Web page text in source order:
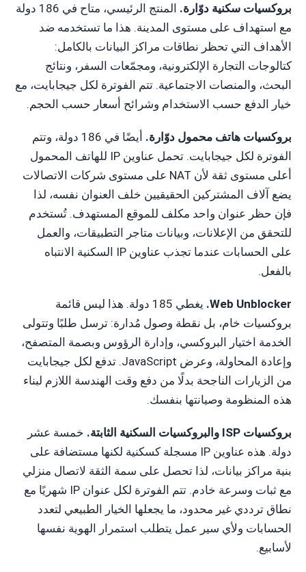
بروكسيات سكنية دوّارة.
المنتج الرئيسي، متاح في 186 دولة
مع استهداف على مستوى المدينة. هذا ما تستخدمه ضد
الأهداف التي تحظر نطاقات مراكز البيانات بالكامل:
كتالوجات التجارة الإلكترونية، ومجمّعات السفر، ونتائج
البحث، والمنصات الاجتماعية. تتم الفوترة لكل جيجابايت، مع
خيار الدفع حسب الاستخدام وشرائح أسعار حسب الحجم.
بروكسيات هاتف محمول دوّارة.
أيضًا في 186 دولة، وتتم
الفوترة لكل جيجابايت. تحمل عناوين IP للهاتف المحمول
أعلى مستوى ثقة لأن NAT على مستوى شركات الاتصالات
يضع آلاف المشتركين الحقيقيين خلف العنوان نفسه، لذا
فإن حظر عنوان واحد مكلف للموقع المستهدف. تُستخدم
للتحقق من الإعلانات، وبيانات متاجر التطبيقات، والعمل
على الحسابات عندما تجذب عناوين IP السكنية الانتباه
بالفعل.
Web Unblocker.
يغطي 185 دولة. هذا ليس قائمة
بروكسيات خام، بل نقطة وصول مُدارة: ترسل طلبًا وتتولى
الخدمة اختيار البروكسي، وإدارة الرؤوس وبصمة المتصفح،
وإعادة المحاولة، وعرض JavaScript. تدفع لكل جيجابايت
من الزيارات الناجحة بدلًا من دفع وقت الهندسة اللازم لبناء
هذه المنظومة وصيانتها بنفسك.
بروكسيات ISP والبروكسيات السكنية الثابتة.
خمسة عشر
دولة. هذه عناوين IP مسجلة كسكنية لكنها مستضافة على
بنية مراكز بيانات، لذا تحصل على سمة الثقة لاتصال منزلي
مع ثبات وسرعة خادم. تتم الفوترة لكل عنوان IP شهريًا مع
نطاق ترددي غير محدود، ما يجعلها الخيار الطبيعي لتعدد
الحسابات ولأي سير عمل يتطلب استمرار الهوية نفسها
لأسابيع.